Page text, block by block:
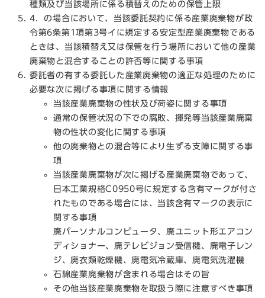
種類及び当該場所に係る積替えのための保管上限
4．の場合において、当該委託契約に係る産業廃棄物が政
令第6条第1項第3号イに規定する安定型産業廃棄物である
ときは、当該積替え又は保管を行う場所において他の産業
廃棄物と混合することの許否等に関する事項
委託者の有する委託した産業廃棄物の適正な処理のために
必要な次に掲げる事項に関する情報
当該産業廃棄物の性状及び荷姿に関する事項
通常の保管状況の下での腐敗、揮発等当該産業廃棄
物の性状の変化に関する事項
他の廃棄物との混合等により生ずる支障に関する事
項
当該産業廃棄物が次に掲げる産業廃棄物であって、
日本工業規格C0950号に規定する含有マークが付さ
れたものである場合には、当該含有マークの表示に
関する事項
廃パーソナルコンピュータ、廃ユニット形エアコン
ディショナー、廃テレビジョン受信機、廃電子レン
ジ、廃衣類乾燥機、廃電気冷蔵庫、廃電気洗濯機
石綿産業廃棄物が含まれる場合はその旨
その他当該産業廃棄物を取扱う際に注意すべき事項